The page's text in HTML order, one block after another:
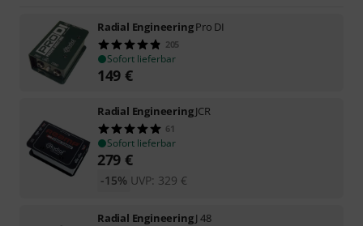
Radial EngineeringPro DI
205
Sofort lieferbar
149 €
Radial EngineeringJCR
61
Sofort lieferbar
279 €
UVP: 329 €
-15%
Radial EngineeringJ 48